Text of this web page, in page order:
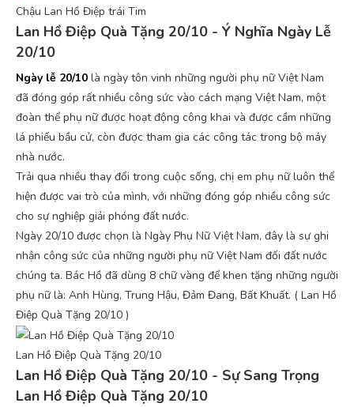
Chậu Lan Hồ Điệp trái Tim
Lan Hồ Điệp Quà Tặng 20/10 - Ý Nghĩa Ngày Lễ
20/10
Ngày lễ 20/10 là ngày tôn vinh những người phụ nữ Việt Nam
đã đóng góp rất nhiều công sức vào cách mạng Việt Nam, một
đoàn thể phụ nữ được hoạt động công khai và được cầm những
lá phiếu bầu cử, còn được tham gia các công tác trong bộ máy
nhà nước.
Trải qua nhiều thay đổi trong cuộc sống, chị em phụ nữ luôn thể
hiện được vai trò của mình, với những đóng góp nhiều công sức
cho sự nghiệp giải phóng đất nước.
Ngày 20/10 được chọn là Ngày Phụ Nữ Việt Nam, đây là sự ghi
nhận công sức của những người phụ nữ Việt Nam đối đất nước
chúng ta. Bác Hồ đã dùng 8 chữ vàng để khen tặng những người
phụ nữ là: Anh Hùng, Trung Hậu, Đảm Đang, Bất Khuất. ( Lan Hồ
Điệp Quà Tặng 20/10 )
Lan Hồ Điệp Quà Tặng 20/10
Lan Hồ Điệp Quà Tặng 20/10 - Sự Sang Trọng
Lan Hồ Điệp Quà Tặng 20/10